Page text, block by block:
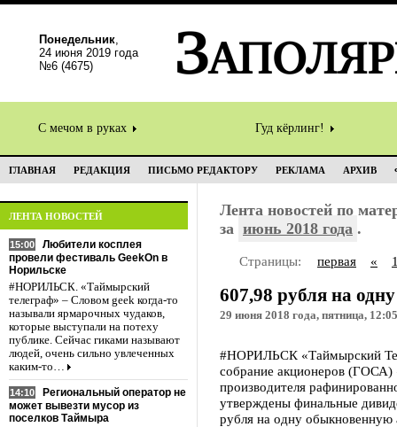
Понедельник,
24 июня 2019 года
№6 (4675)
С мечом в руках Гуд кёрлинг!
ГЛАВНАЯ РЕДАКЦИЯ ПИСЬМО РЕДАКТОРУ РЕКЛАМА АРХИВ
ЛЕНТА НОВОСТЕЙ
15:00
Любители косплея
провели фестиваль GeekOn в
Норильске
#НОРИЛЬСК. «Таймырский
телеграф» – Словом geek когда-то
называли ярмарочных чудаков,
которые выступали на потеху
публике. Сейчас гиками называют
людей, очень сильно увлеченных
каким-то…
14:10
Региональный оператор не
может вывезти мусор из
поселков Таймыра
Лента новостей по
за июнь 2018 года .
Страницы: первая «
607,98 рубля на
29 июня 2018 года, пятница, 12:05
#НОРИЛЬСК «Таймырский
собрание акционеров
производителя
утверждены финальные
рубля на одну